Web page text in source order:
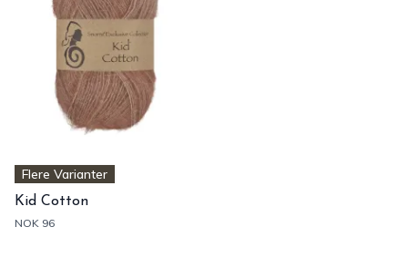
Flere Varianter
Kid Cotton
NOK 96